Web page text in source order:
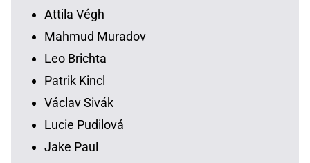
Attila Végh
Mahmud Muradov
Leo Brichta
Patrik Kincl
Václav Sivák
Lucie Pudilová
Jake Paul